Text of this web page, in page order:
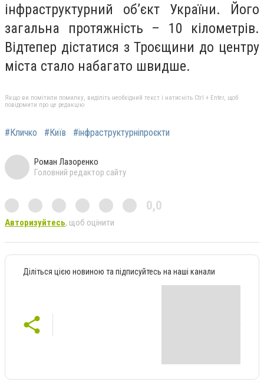
інфраструктурний об’єкт України. Його
загальна протяжність – 10 кілометрів.
Відтепер дістатися з Троєщини до центру
міста стало набагато швидше.
Якщо ви помітили помилку, виділіть необхідний текст і натисніть Ctrl + Enter, щоб
повідомити про це редакцію
#Кличко #Київ #інфраструктурніпроєкти
Роман Лазоренко
Головний редактор сайту
0,0
Авторизуйтесь, щоб оцінити
Діліться цією новиною та підписуйтесь на наші канали